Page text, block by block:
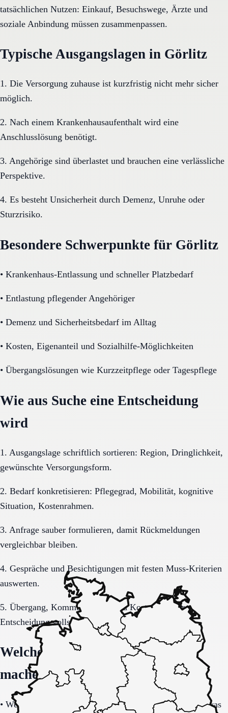
tatsächlichen Nutzen: Einkauf, Besuchswege, Ärzte und
soziale Anbindung müssen zusammenpassen.
Typische Ausgangslagen in Görlitz
1. Die Versorgung zuhause ist kurzfristig nicht mehr sicher
möglich.
2. Nach einem Krankenhausaufenthalt wird eine
Anschlusslösung benötigt.
3. Angehörige sind überlastet und brauchen eine verlässliche
Perspektive.
4. Es besteht Unsicherheit durch Demenz, Unruhe oder
Sturzrisiko.
Besondere Schwerpunkte für Görlitz
• Krankenhaus-Entlassung und schneller Platzbedarf
• Entlastung pflegender Angehöriger
• Demenz und Sicherheitsbedarf im Alltag
• Kosten, Eigenanteil und Sozialhilfe-Möglichkeiten
• Übergangslösungen wie Kurzzeitpflege oder Tagespflege
Wie aus Suche eine Entscheidung
wird
1. Ausgangslage schriftlich sortieren: Region, Dringlichkeit,
gewünschte Versorgungsform.
2. Bedarf konkretisieren: Pflegegrad, Mobilität, kognitive
Situation, Kostenrahmen.
3. Anfrage sauber formulieren, damit Rückmeldungen
vergleichbar bleiben.
4. Gespräche und Besichtigungen mit festen Muss-Kriterien
auswerten.
5. Übergang, Kommunikation und Kosten vor der
Entscheidung vollständig klären.
Welche Fragen den Unterschied
machen
• Welche Leistungen sind im Grundpaket enthalten und was